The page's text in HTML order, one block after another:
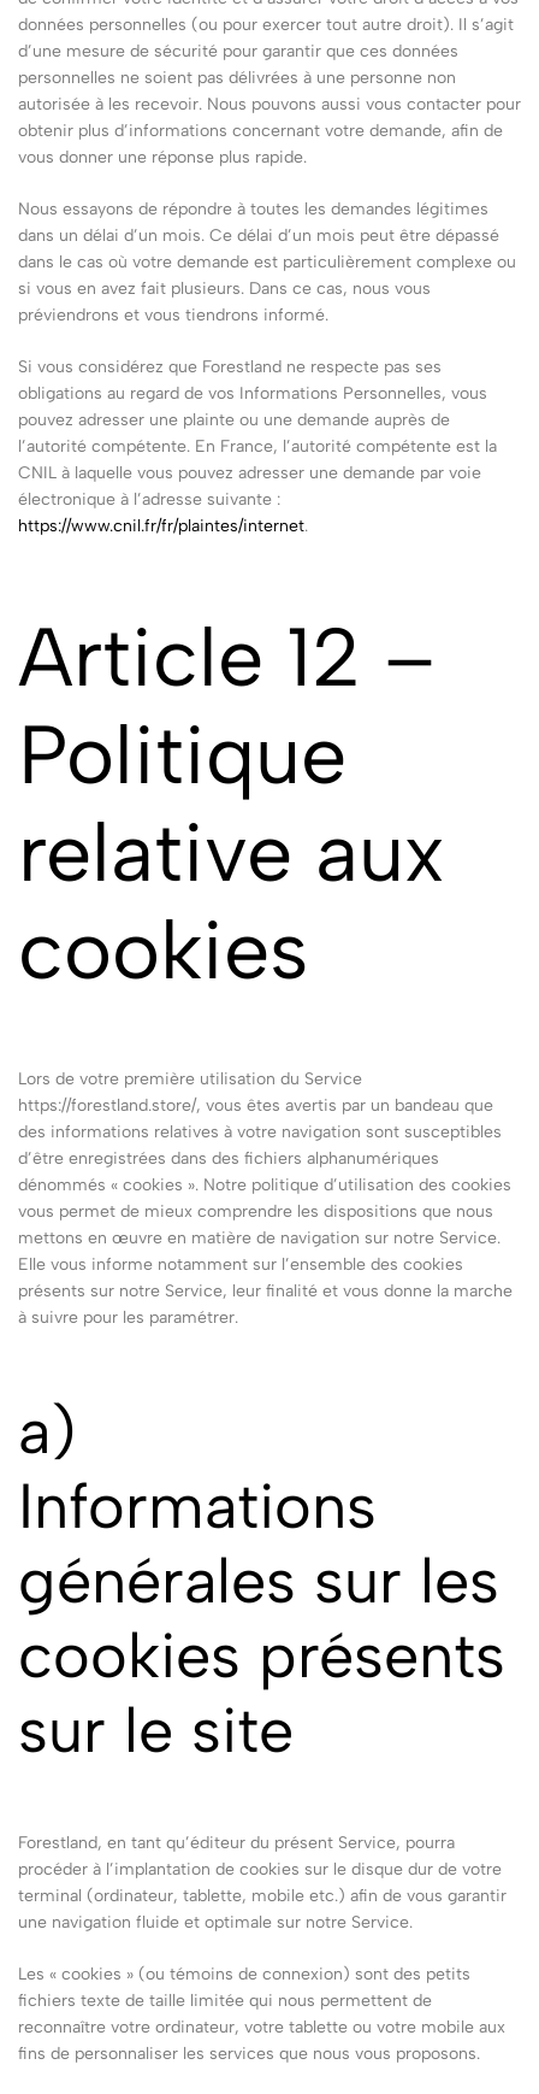
données personnelles (ou pour exercer tout autre droit). Il s’agit
d’une mesure de sécurité pour garantir que ces données
personnelles ne soient pas délivrées à une personne non
autorisée à les recevoir. Nous pouvons aussi vous contacter pour
obtenir plus d’informations concernant votre demande, afin de
vous donner une réponse plus rapide.
Nous essayons de répondre à toutes les demandes légitimes
dans un délai d’un mois. Ce délai d’un mois peut être dépassé
dans le cas où votre demande est particulièrement complexe ou
si vous en avez fait plusieurs. Dans ce cas, nous vous
préviendrons et vous tiendrons informé.
Si vous considérez que Forestland ne respecte pas ses
obligations au regard de vos Informations Personnelles, vous
pouvez adresser une plainte ou une demande auprès de
l’autorité compétente. En France, l’autorité compétente est la
CNIL à laquelle vous pouvez adresser une demande par voie
électronique à l’adresse suivante :
https://www.cnil.fr/fr/plaintes/internet.
Article 12 –
Politique
relative aux
cookies
Lors de votre première utilisation du Service
https://forestland.store/, vous êtes avertis par un bandeau que
des informations relatives à votre navigation sont susceptibles
d’être enregistrées dans des fichiers alphanumériques
dénommés « cookies ». Notre politique d’utilisation des cookies
vous permet de mieux comprendre les dispositions que nous
mettons en œuvre en matière de navigation sur notre Service.
Elle vous informe notamment sur l’ensemble des cookies
présents sur notre Service, leur finalité et vous donne la marche
à suivre pour les paramétrer.
a)
Informations
générales sur les
cookies présents
sur le site
Forestland, en tant qu’éditeur du présent Service, pourra
procéder à l’implantation de cookies sur le disque dur de votre
terminal (ordinateur, tablette, mobile etc.) afin de vous garantir
une navigation fluide et optimale sur notre Service.
Les « cookies » (ou témoins de connexion) sont des petits
fichiers texte de taille limitée qui nous permettent de
reconnaître votre ordinateur, votre tablette ou votre mobile aux
fins de personnaliser les services que nous vous proposons.